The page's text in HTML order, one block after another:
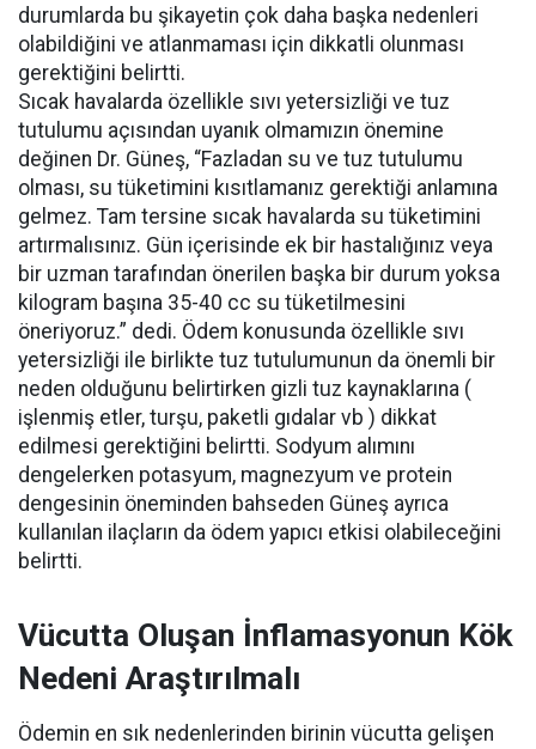
durumlarda bu şikayetin çok daha başka nedenleri
olabildiğini ve atlanmaması için dikkatli olunması
gerektiğini belirtti.
Sıcak havalarda özellikle sıvı yetersizliği ve tuz
tutulumu açısından uyanık olmamızın önemine
değinen Dr. Güneş, “Fazladan su ve tuz tutulumu
olması, su tüketimini kısıtlamanız gerektiği anlamına
gelmez. Tam tersine sıcak havalarda su tüketimini
artırmalısınız. Gün içerisinde ek bir hastalığınız veya
bir uzman tarafından önerilen başka bir durum yoksa
kilogram başına 35-40 cc su tüketilmesini
öneriyoruz.” dedi. Ödem konusunda özellikle sıvı
yetersizliği ile birlikte tuz tutulumunun da önemli bir
neden olduğunu belirtirken gizli tuz kaynaklarına (
işlenmiş etler, turşu, paketli gıdalar vb ) dikkat
edilmesi gerektiğini belirtti. Sodyum alımını
dengelerken potasyum, magnezyum ve protein
dengesinin öneminden bahseden Güneş ayrıca
kullanılan ilaçların da ödem yapıcı etkisi olabileceğini
belirtti.
Vücutta Oluşan İnflamasyonun Kök
Nedeni Araştırılmalı
Ödemin en sık nedenlerinden birinin vücutta gelişen